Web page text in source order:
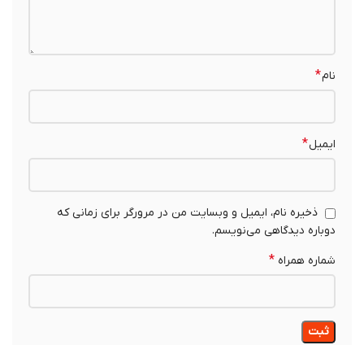
ایمیل*
ذخیره نام، ایمیل و وبسایت من در مرورگر برای زمانی که
دوباره دیدگاهی می‌نویسم.
شماره همراه*